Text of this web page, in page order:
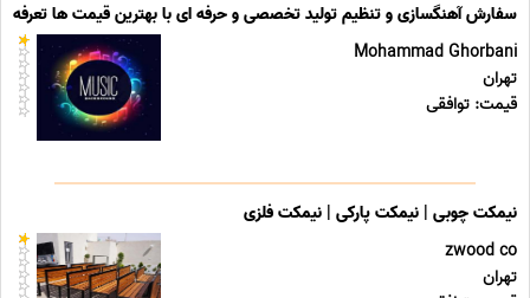
سفارش آهنگسازی و تنظیم تولید تخصصی و حرفه ای با بهترین قیمت ها تعرفه
Mohammad Ghorbani
تهران
قیمت: توافقی
نیمکت چوبی | نیمکت پارکی | نیمکت فلزی
zwood co
تهران